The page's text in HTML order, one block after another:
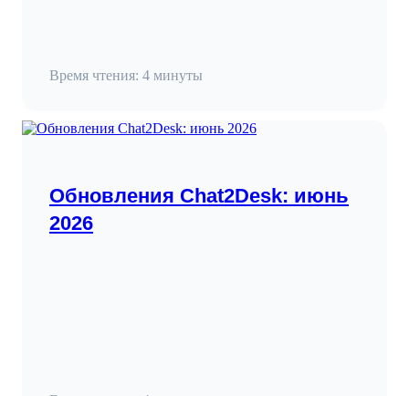
Время чтения: 4 минуты
Обновления Chat2Desk: июнь
2026